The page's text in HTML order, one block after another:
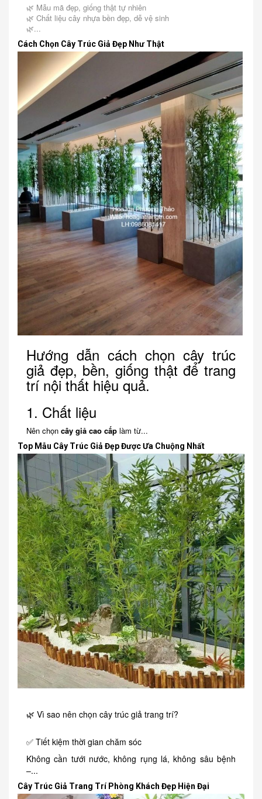
🌿 Mẫu mã đẹp, giống thật tự nhiên
🌿 Chất liệu cây nhựa bền đẹp, dễ vệ sinh
🌿...
Cách Chọn Cây Trúc Giả Đẹp Như Thật
Hướng dẫn cách chọn cây trúc
giả đẹp, bền, giống thật để trang
trí nội thất hiệu quả.
1. Chất liệu
Nên chọn cây giả cao cấp làm từ...
Top Mẫu Cây Trúc Giả Đẹp Được Ưa Chuộng Nhất
🌿 Vì sao nên chọn cây trúc giả trang trí?
✅ Tiết kiệm thời gian chăm sóc
Không cần tưới nước, không rụng lá, không sâu bệnh
–...
Cây Trúc Giả Trang Trí Phòng Khách Đẹp Hiện Đại